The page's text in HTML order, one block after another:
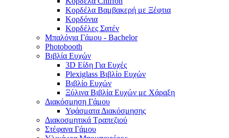
Κορδέλα Βαμβακερή με Ξέφτια
Κορδόνια
Κορδέλες Σατέν
Μπαλόνια Γάμου - Bachelor
Photobooth
Βιβλία Ευχών
3D Είδη Για Ευχές
Plexiglass Βιβλίο Ευχών
Βιβλίο Ευχών
Ξύλινα Βιβλία Ευχών με Χάραξη
Διακόσμηση Γάμου
Υφάσματα Διακόσμησης
Διακοσμητικά Τραπεζιού
Στέφανα Γάμου